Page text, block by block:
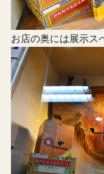
お店の奥には展示ス